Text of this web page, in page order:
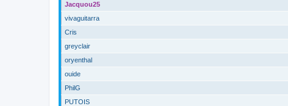
Jacquou25
vivaguitarra
Cris
greyclair
oryenthal
ouide
PhilG
PUTOIS